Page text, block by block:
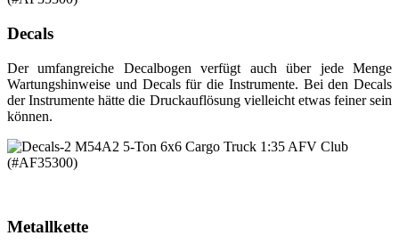
Decals
Der umfangreiche Decalbogen verfügt auch über jede Menge
Wartungshinweise und Decals für die Instrumente. Bei den Decals
der Instrumente hätte die Druckauflösung vielleicht etwas feiner sein
können.
Metallkette